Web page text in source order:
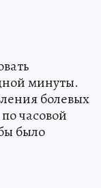
минуты.
болевых
часовой
было